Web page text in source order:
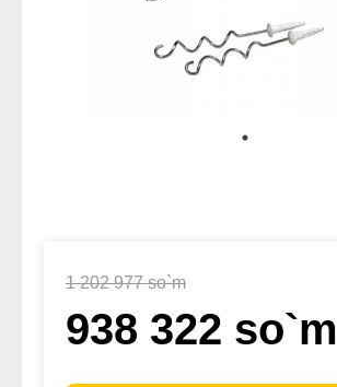
1 202 977 so`m
938 322 so`m